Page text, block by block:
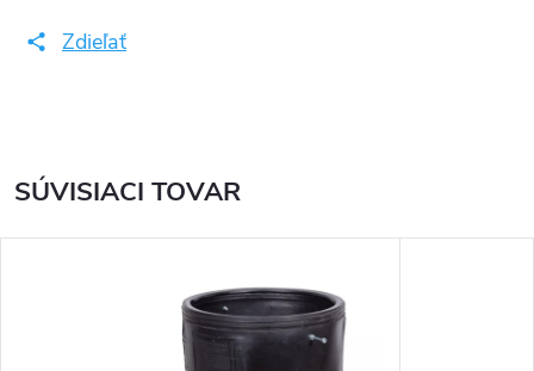
Zdieľať
SÚVISIACI TOVAR